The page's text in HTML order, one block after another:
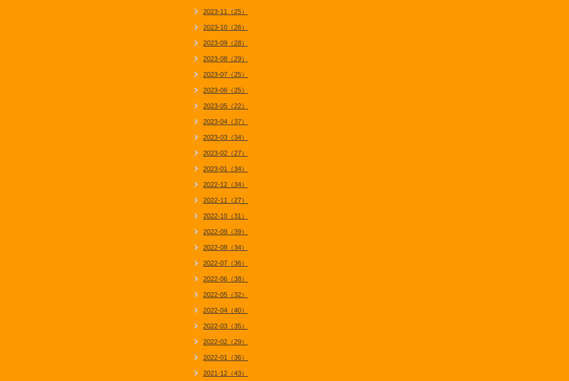
2023-11（25）
2023-10（26）
2023-09（28）
2023-08（29）
2023-07（25）
2023-06（25）
2023-05（22）
2023-04（37）
2023-03（34）
2023-02（27）
2023-01（34）
2022-12（34）
2022-11（27）
2022-10（31）
2022-09（39）
2022-08（34）
2022-07（36）
2022-06（38）
2022-05（32）
2022-04（40）
2022-03（35）
2022-02（29）
2022-01（36）
2021-12（43）